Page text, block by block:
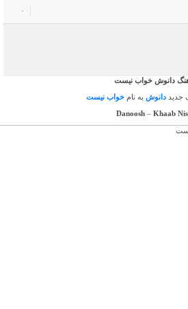
۰
دانوش خواب نیست
جدید دانوش به نام خواب نیست
Danoosh– Khaab